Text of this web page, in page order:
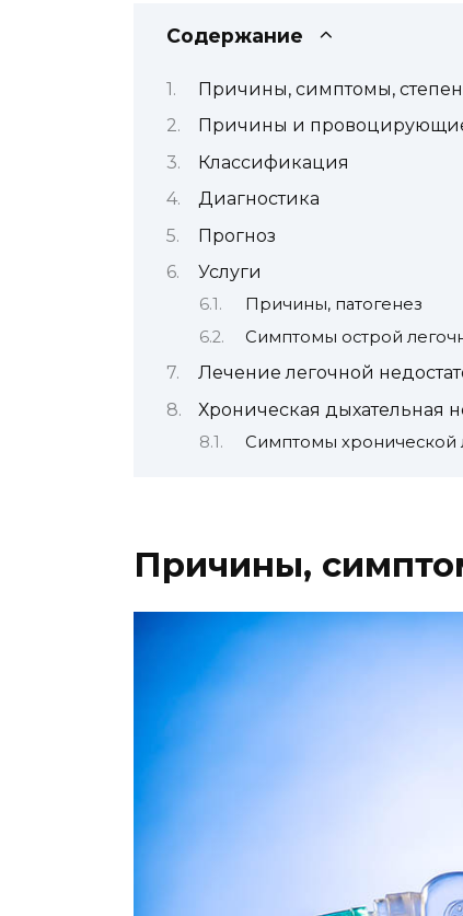
Содержание
Причины, симптомы,
Причины и
Классификация
Диагностика
Прогноз
Услуги
Причины, патогенез
Симптомы острой
Лечение легочной
Хроническая дыхательная
Симптомы хронической
Причины,